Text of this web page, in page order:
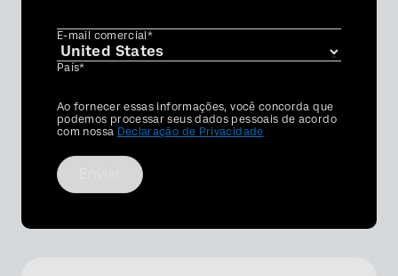
E-mail comercial*
País*
Privacy
Optin
Ao fornecer essas informações, você concorda que
podemos processar seus dados pessoais de acordo
com nossa Declaração de Privacidade